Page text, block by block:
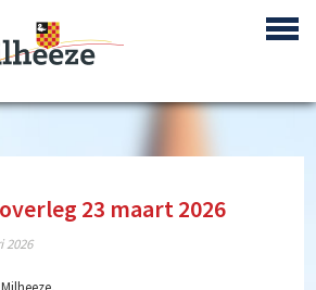
Centrum Plan Milheeze
Bouwproject de Berken
23 maart 2026
2026